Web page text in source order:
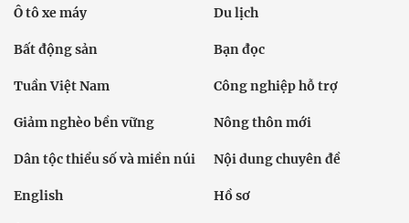
Ô tô xe máy Du lịch
Bất động sản Bạn đọc
Tuần Việt Nam Công nghiệp hỗ trợ
Giảm nghèo bền vững Nông thôn mới
Dân tộc thiểu số và miền núi Nội dung chuyên đề
English Hồ sơ